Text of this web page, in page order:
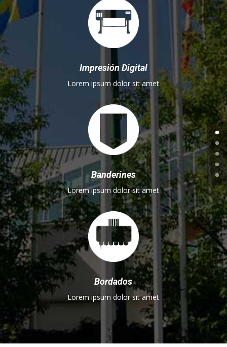
Impresión Digital
Lorem ipsum dolor sit amet
Banderines
Lorem ipsum dolor sit amet
Bordados
Lorem ipsum dolor sit amet